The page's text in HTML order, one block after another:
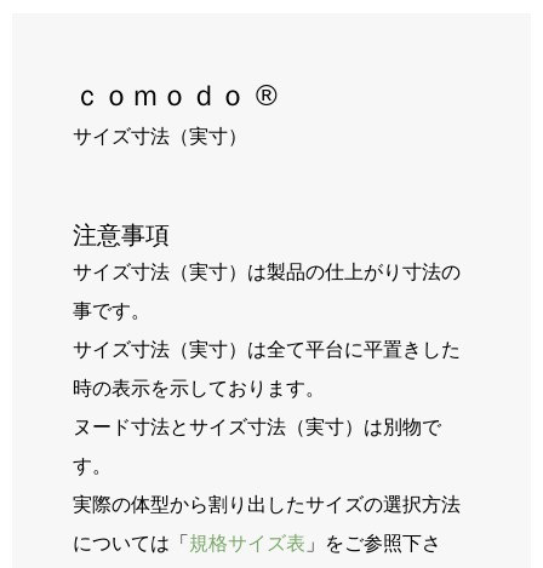
ｃｏｍｏｄｏ ®
サイズ寸法（実寸）
注意事項
サイズ寸法（実寸）は製品の仕上がり寸法の
事です。
サイズ寸法（実寸）は全て平台に平置きした
時の表示を示しております。
ヌード寸法とサイズ寸法（実寸）は別物で
す。
実際の体型から割り出したサイズの選択方法
については「 規格サイズ表 」をご参照下さ